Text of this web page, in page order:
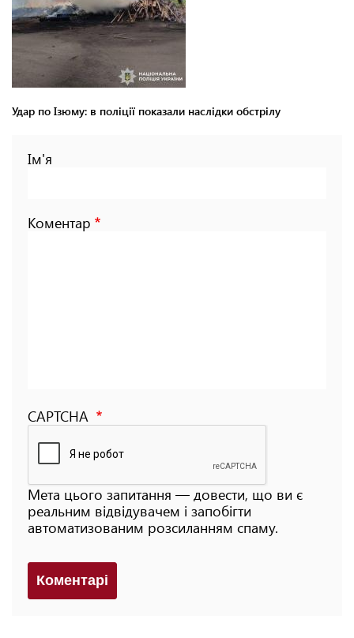
Удар по Ізюму: в поліції показали наслідки обстрілу
Ім'я
Коментар
CAPTCHA
Мета цього запитання — довести, що ви є
реальним відвідувачем і запобігти
автоматизованим розсиланням спаму.
Коментарi